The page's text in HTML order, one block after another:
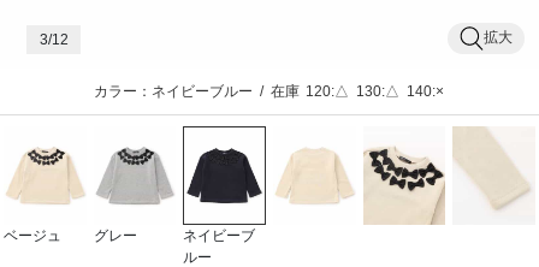
拡大
3/12
カラー：ネイビーブルー / 在庫 120:△ 130:△ 140:×
ベージュ グレー
ネイビーブ
ルー